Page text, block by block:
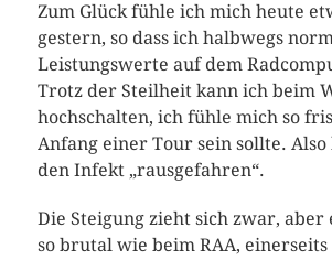
Zum Glück fühle ich mich heute
gestern, so dass ich halbwegs
Leistungswerte auf dem
Trotz der Steilheit kann ich beim
hochschalten, ich fühle mich so
Anfang einer Tour sein sollte.
den Infekt „rausgefahren“.
Die Steigung zieht sich zwar,
so brutal wie beim RAA,